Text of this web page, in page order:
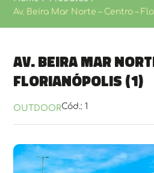
Av. Beira Mar Norte – Centro –
Av. Beira Mar
Florianópolis (1)
OUTDOORCód.: 1